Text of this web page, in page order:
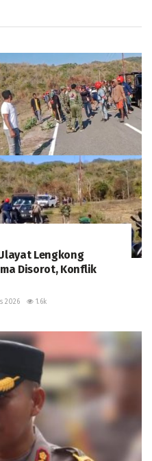
Lengkong
Disorot, Konflik
2026 1.6k